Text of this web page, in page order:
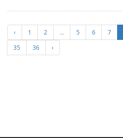
‹ 1 2 ... 5 6 7
35
36 ›